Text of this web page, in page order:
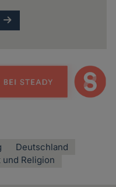
Deutschland
und Religion